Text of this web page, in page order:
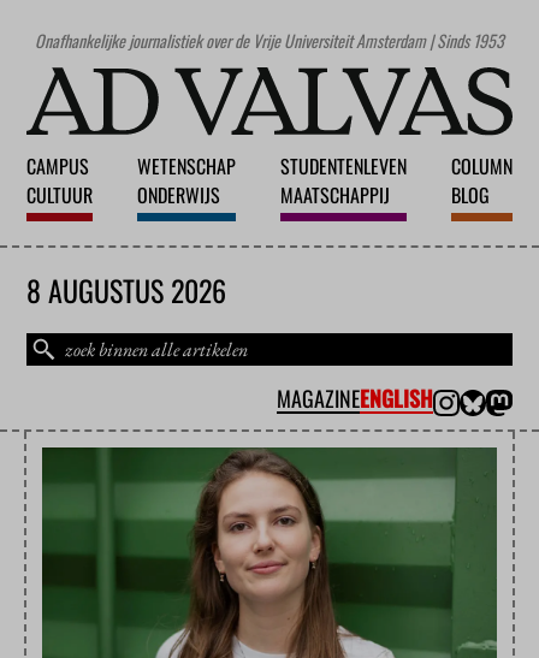
Onafhankelijke journalistiek over de Vrije Universiteit Amsterdam | Sinds 1953
CAMPUS
CULTUUR
WETENSCHAP
ONDERWIJS
STUDENTENLEVEN
MAATSCHAPPIJ
COLUMN
BLOG
8 AUGUSTUS 2026
MAGAZINEENGLISH